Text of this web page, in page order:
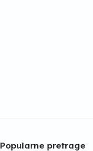
Popularne pretrage